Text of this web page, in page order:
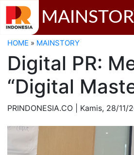
HOME » MAINSTORY
Digital PR:
“Digital
PRINDONESIA.CO | Kamis, 28/11/